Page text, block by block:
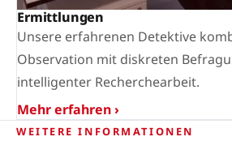
Ermittlungen
Unsere erfahrenen Detektive
Observation mit diskreten
intelligenter Recherchearbeit.
Mehr erfahren ›
WEITERE INFORMATIONEN